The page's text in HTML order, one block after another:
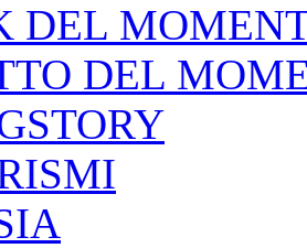
DEL
DEL